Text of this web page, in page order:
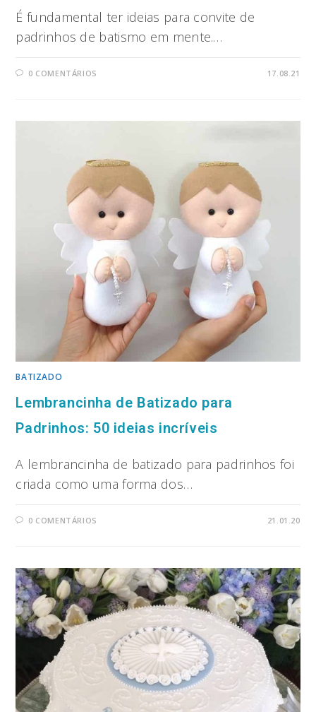
É fundamental ter ideias para convite de
padrinhos de batismo em mente.…
0 COMENTÁRIOS 17.08.21
BATIZADO
Lembrancinha de Batizado para
Padrinhos: 50 ideias incríveis
A lembrancinha de batizado para padrinhos foi
criada como uma forma dos…
0 COMENTÁRIOS 21.01.20